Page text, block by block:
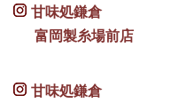
甘味処鎌倉
富岡製糸場前店
甘味処鎌倉